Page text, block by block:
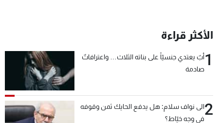
الأكثر قراءة
1أبٌ يعتدي جنسيّاً على بناته الثلاث… واعترافاتٌ
صادمة
2الى نواف سلام: هل يدفع الحايك ثمن وقوفه
في وجه خيّاط؟